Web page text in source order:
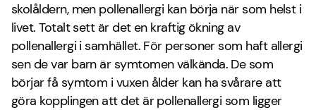
skolåldern, men pollenallergi kan börja när som helst i
livet. Totalt sett är det en kraftig ökning av
pollenallergi i samhället. För personer som haft allergi
sen de var barn är symtomen välkända. De som
börjar få symtom i vuxen ålder kan ha svårare att
göra kopplingen att det är pollenallergi som ligger